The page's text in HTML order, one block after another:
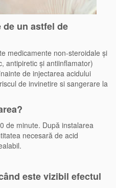
un astfel de
medicamente non-steroidale şi
antipiretic şi antiinflamator)
de injectarea acidului
de invinetire si sangerare la
de minute. După instalarea
necesară de acid
este vizibil efectul